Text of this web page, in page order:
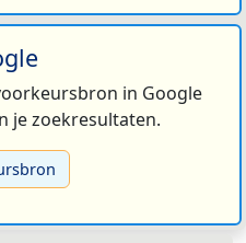
in Google
je zoekresultaten.